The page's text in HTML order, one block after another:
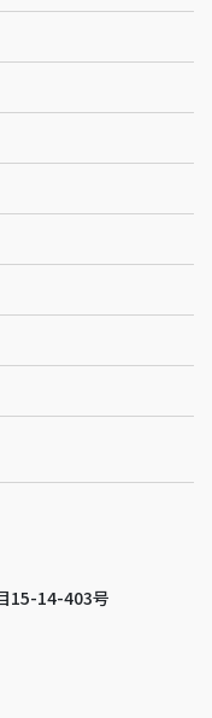
15-14-403号